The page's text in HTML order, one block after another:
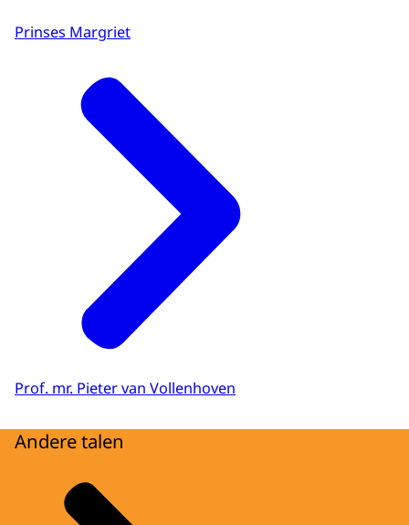
Prinses Margriet
Prof. mr. Pieter van Vollenhoven
Andere talen